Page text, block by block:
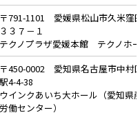
〒791-1101 愛媛県松山市久米窪
３３７－１
テクノプラザ愛媛本館 テクノホ
〒450-0002 愛知県名古屋市中村
駅4-4-38
ウインクあいち大ホール（愛知県
労働センター）